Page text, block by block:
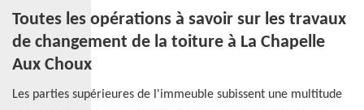
Toutes les opérations à savoir sur les travaux
de changement de la toiture à La Chapelle
Aux Choux
Les parties supérieures de l'immeuble subissent une multitude